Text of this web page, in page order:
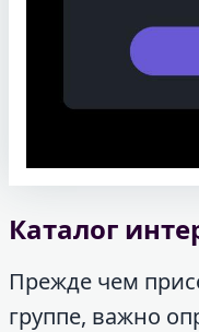
Каталог
Прежде чем
группе, важно